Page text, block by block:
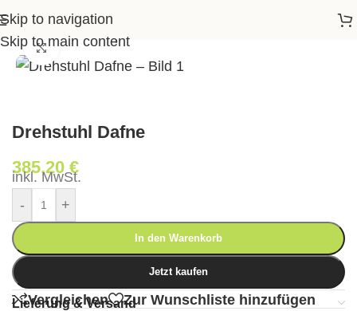
Skip to navigation
Skip to main content
Startseite>Shop>
Klick zum Vergrößern
Drehstuhl Dafne
385,20€
inkl. MwSt.
-
+
In den Warenkorb
Jetzt kaufen
Vergleichen Zur Wunschliste hinzufügen
Lieferung & Versand